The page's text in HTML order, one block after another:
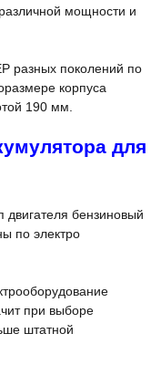
мощности и
разных поколений по
корпуса
190 мм.
для
двигателя бензиновый
по электро
при выборе
штатной